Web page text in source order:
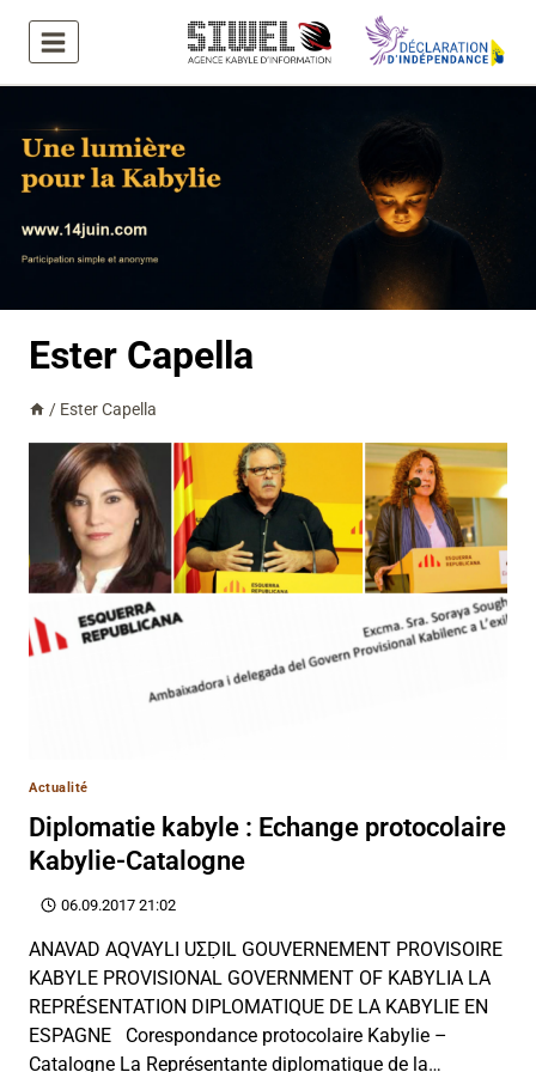
contenu
Ester Capella
/ Ester Capella
Actualité
Diplomatie kabyle : Echange protocolaire
Kabylie-Catalogne
06.09.2017 21:02
ANAVAD AQVAYLI UΣḌIL GOUVERNEMENT PROVISOIRE
KABYLE PROVISIONAL GOVERNMENT OF KABYLIA LA
REPRÉSENTATION DIPLOMATIQUE DE LA KABYLIE EN
ESPAGNE Corespondance protocolaire Kabylie –
Catalogne La Représentante diplomatique de la…